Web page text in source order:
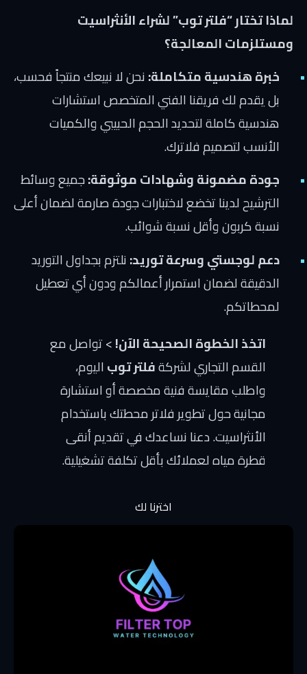
لماذا تختار “فلتر توب” لشراء الأنثراسيت
ومستلزمات المعالجة؟
خبرة هندسية متكاملة:نحن لا نبيعك منتجاً فحسب،
بل يقدم لك فريقنا الفني المتخصص استشارات
هندسية كاملة لتحديد الحجم الحبيبي والكميات
الأنسب لتصميم فلاترك.
جودة مضمونة وشهادات موثوقة:جميع وسائط
الترشيح لدينا تخضع لاختبارات جودة صارمة لضمان أعلى
نسبة كربون وأقل نسبة شوائب.
دعم لوجستي وسرعة توريد:نلتزم بجداول التوريد
الدقيقة لضمان استمرار أعمالكم ودون أي تعطيل
لمحطاتكم.
اتخذ الخطوة الصحيحة الآن!> تواصل مع
القسم التجاري لشركةفلتر توباليوم،
واطلب مقايسة فنية مخصصة أو استشارة
مجانية حول تطوير فلاتر محطتك باستخدام
الأنثراسيت. دعنا نساعدك في تقديم أنقى
قطرة مياه لعملائك بأقل تكلفة تشغيلية.
اخترنا لك